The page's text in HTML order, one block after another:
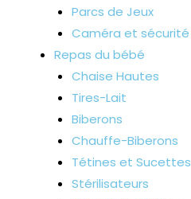
Parcs de Jeux
Caméra et sécurité
Repas du bébé
Chaise Hautes
Tires-Lait
Biberons
Chauffe-Biberons
Tétines et Sucettes
Stérilisateurs